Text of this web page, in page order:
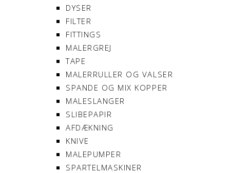
DYSER
FILTER
FITTINGS
MALERGREJ
TAPE
MALERRULLER OG VALSER
SPANDE OG MIX KOPPER
MALESLANGER
SLIBEPAPIR
AFDÆKNING
KNIVE
MALEPUMPER
SPARTELMASKINER